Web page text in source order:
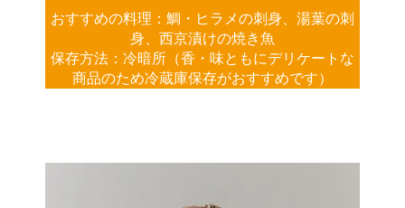
おすすめの料理：鯛・ヒラメの刺身、湯葉の刺
身、西京漬けの焼き魚
保存方法：冷暗所（香・味ともにデリケートな
商品のため冷蔵庫保存がおすすめです）